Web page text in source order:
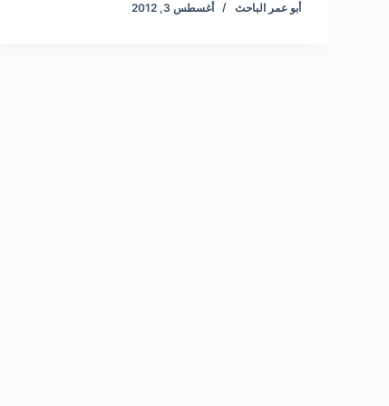
أبو عمر الباحث أغسطس 3, 2012